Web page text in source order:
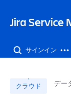
Jira Service
サインイン
クラウド デー